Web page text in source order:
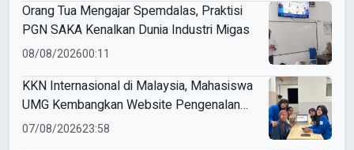
Orang Tua Mengajar Spemdalas, Praktisi
PGN SAKA Kenalkan Dunia Industri Migas
08/08/202600:11
KKN Internasional di Malaysia, Mahasiswa
UMG Kembangkan Website Pengenalan
Budaya Indonesia
07/08/202623:58